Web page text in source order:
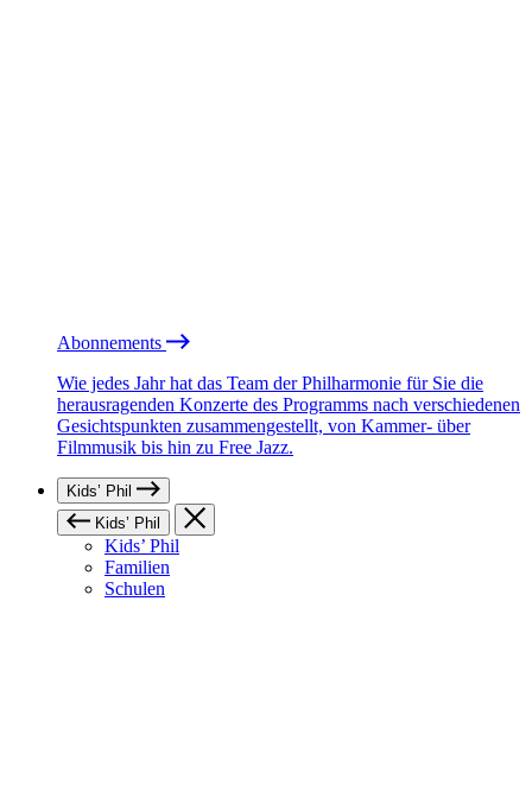
Abonnements
Wie jedes Jahr hat das Team der Philharmonie für Sie die
herausragenden Konzerte des Programms nach verschiedenen
Gesichtspunkten zusammengestellt, von Kammer- über
Filmmusik bis hin zu Free Jazz.
Kids’ Phil
Kids’ Phil
Kids’ Phil
Familien
Schulen